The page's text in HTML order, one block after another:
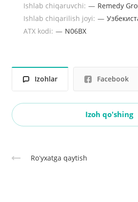
Ishlab chiqaruvchi: — Remedy
Ishlab chiqarilish joyi: —
ATX kodi: — N06BX
Izohlar Facebook
Izoh qo'shing
Roʻyxatga qaytish